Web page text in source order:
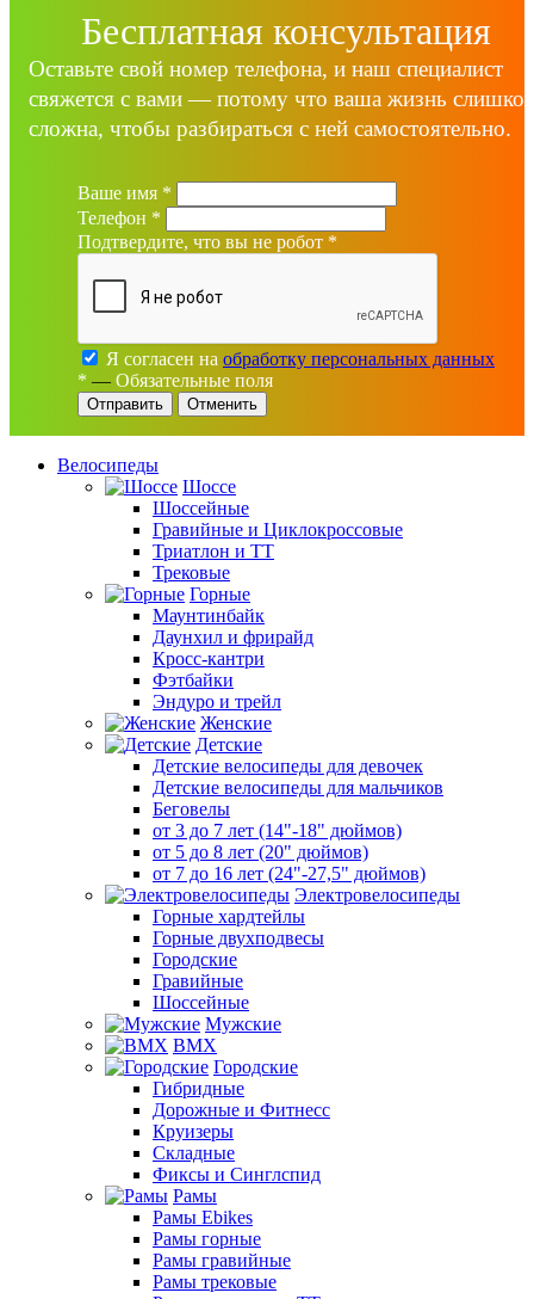
Бесплатная консультация
Оставьте свой номер телефона, и наш специалист
свяжется с вами — потому что ваша жизнь
сложна, чтобы разбираться с ней самостоятельно.
Ваше имя *
Телефон *
Подтвердите, что вы не робот *
Я согласен на обработку персональных данных
* — Обязательные поля
Отменить
Велосипеды
Шоссе
Шоссейные
Гравийные и Циклокроссовые
Триатлон и ТТ
Трековые
Горные
Маунтинбайк
Даунхил и фрирайд
Кросс-кантри
Фэтбайки
Эндуро и трейл
Женские
Детские
Детские велосипеды для девочек
Детские велосипеды для мальчиков
Беговелы
от 3 до 7 лет (14"-18" дюймов)
от 5 до 8 лет (20" дюймов)
от 7 до 16 лет (24"-27,5" дюймов)
Электровелосипеды
Горные хардтейлы
Горные двухподвесы
Городские
Гравийные
Шоссейные
Мужские
BMX
Городские
Гибридные
Дорожные и Фитнесс
Круизеры
Складные
Фиксы и Синглспид
Рамы
Рамы Ebikes
Рамы горные
Рамы гравийные
Рамы трековые